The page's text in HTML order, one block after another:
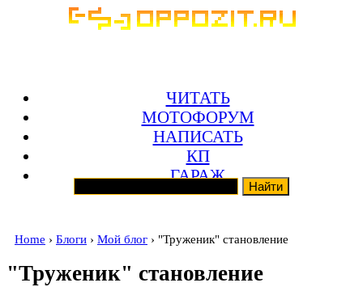
ЧИТАТЬ
МОТОФОРУМ
НАПИСАТЬ
КП
ГАРАЖ
Home › Блоги › Мой блог › "Труженик" становление
"Труженик" становление